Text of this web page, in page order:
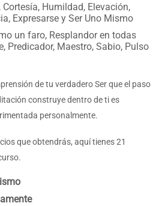
Cortesía, Humildad, Elevación,
Expresarse y Ser Uno Mismo
un faro, Resplandor en todas
Predicador, Maestro, Sabio, Pulso
de tu verdadero Ser que el paso
construye dentro de ti es
personalmente.
que obtendrás, aquí tienes 21